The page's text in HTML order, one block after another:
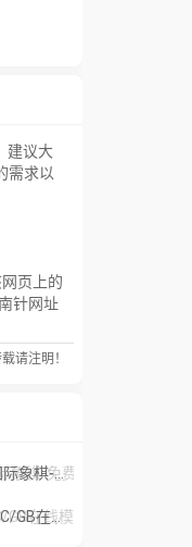
建议大
需求以
页上的
针网址
请注明！
支持单机和真人对战
需下载免费畅玩